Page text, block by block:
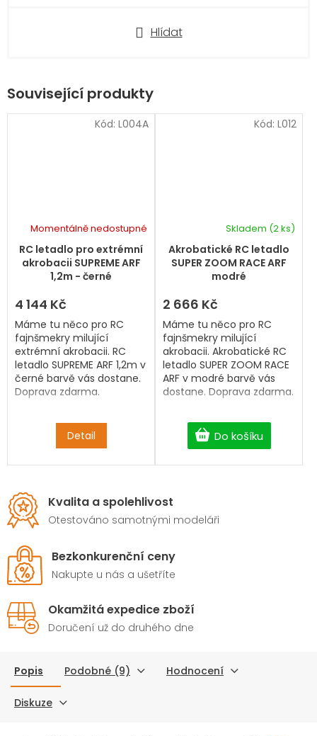
Hlídat
Související produkty
RC letadlo pro extrémní
akrobacii SUPREME ARF
1,2m - černé
Momentálně nedostupné
4 144 Kč
Detail
Máme tu něco pro RC
fajnšmekry milující
extrémní akrobacii. RC
letadlo SUPREME ARF 1,2m v
černé barvě vás dostane.
Doprava zdarma.
Kód: L004A
Akrobatické RC letadlo
SUPER ZOOM RACE ARF
modré
Skladem (2 ks)
2 666 Kč
Do košíku
Máme tu něco pro RC
fajnšmekry milující
akrobacii. Akrobatické RC
letadlo SUPER ZOOM RACE
ARF v modré barvě vás
dostane. Doprava zdarma.
Kód: L012
Kvalita a spolehlivost
Otestováno samotnými modeláři
Bezkonkurenční ceny
Nakupte u nás a ušetříte
Okamžitá expedice zboží
Doručení už do druhého dne
Popis Podobné (9) Hodnocení
Diskuze